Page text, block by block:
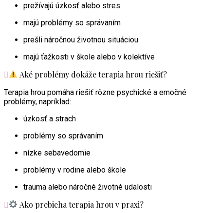
prežívajú úzkosť alebo stres
majú problémy so správaním
prešli náročnou životnou situáciou
majú ťažkosti v škole alebo v kolektíve
Aké problémy dokáže terapia hrou riešiť?
Terapia hrou pomáha riešiť rôzne psychické a emočné
problémy, napríklad:
úzkosť a strach
problémy so správaním
nízke sebavedomie
problémy v rodine alebo škole
trauma alebo náročné životné udalosti
Ako prebieha terapia hrou v praxi?